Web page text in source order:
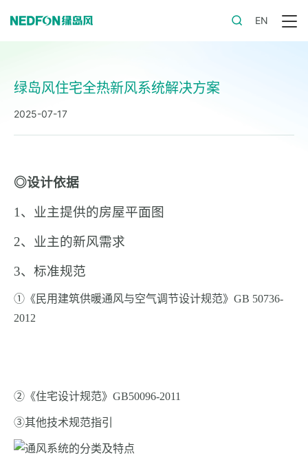
EN
绿岛风住宅全热新风系统解决方案
2025-07-17
◎设计依据
1、业主提供的房屋平面图
2、业主的新风需求
3、标准规范
①《民用建筑供暖通风与空气调节设计规范》GB 50736-
2012
②《住宅设计规范》GB50096-2011
③其他技术规范指引